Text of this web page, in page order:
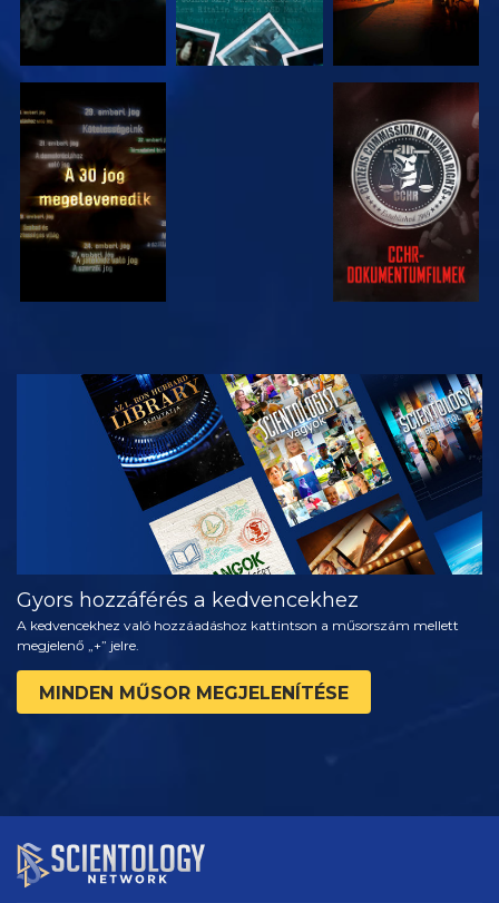
MŰSORNÉZÉS MŰSORNÉZÉS
MŰSORNÉZÉS
A SOROZAT
RÉSZEI
Gyors hozzáférés a kedvencekhez
A kedvencekhez való hozzáadáshoz kattintson a műsorszám mellett
megjelenő „+” jelre.
MINDEN MŰSOR MEGJELENÍTÉSE